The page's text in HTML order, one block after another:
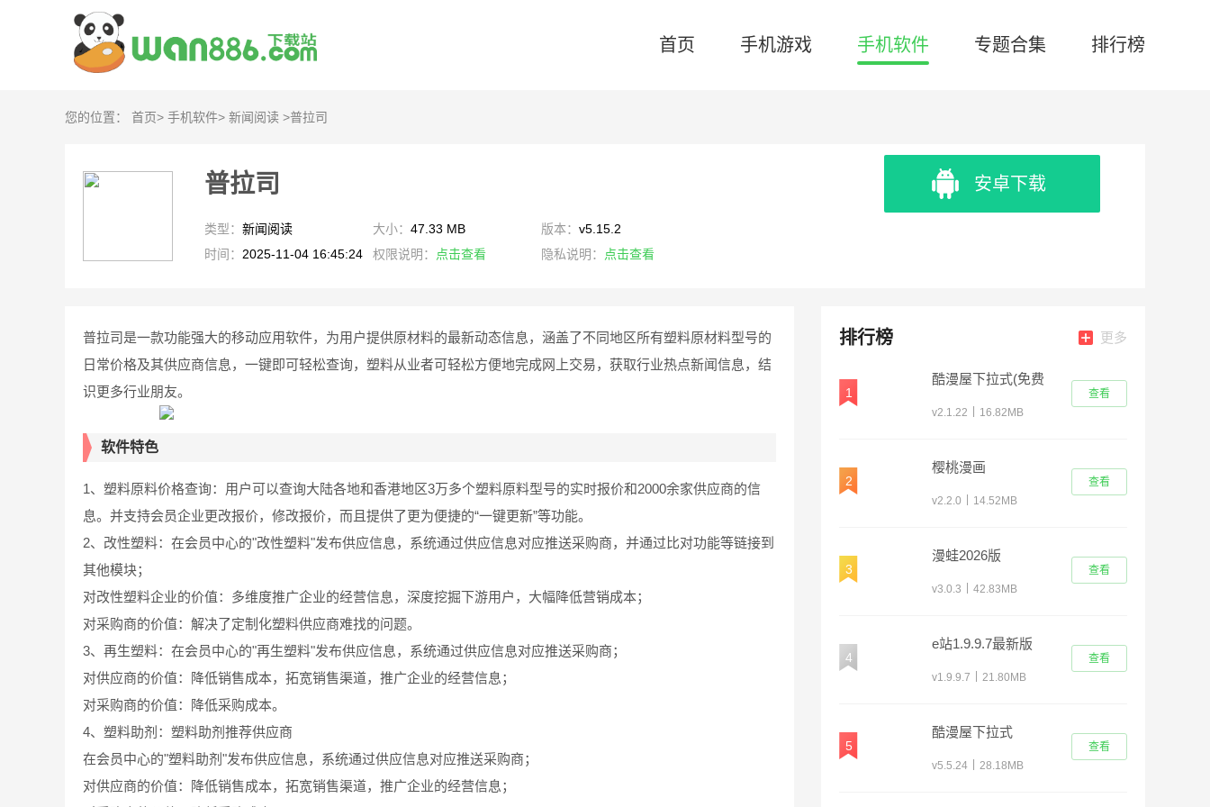
首页 手机游戏 手机软件 专题合集 排行榜
您的位置： 首页> 手机软件> 新闻阅读 >普拉司
安卓下载
普拉司
类型： 新闻阅读 大小： 47.33 MB 版本： v5.15.2
时间： 2025-11-04 16:45:24 权限说明： 点击查看 隐私说明： 点击查看
普拉司是一款功能强大的移动应用软件，为用户提供原材料的最新动态信息，涵盖了不同地区所有塑料原材料型号的
日常价格及其供应商信息，一键即可轻松查询，塑料从业者可轻松方便地完成网上交易，获取行业热点新闻信息，结
识更多行业朋友。
软件特色
1、塑料原料价格查询：用户可以查询大陆各地和香港地区3万多个塑料原料型号的实时报价和2000余家供应商的信
息。并支持会员企业更改报价，修改报价，而且提供了更为便捷的“一键更新”等功能。
2、改性塑料：在会员中心的"改性塑料"发布供应信息，系统通过供应信息对应推送采购商，并通过比对功能等链接到
其他模块；
对改性塑料企业的价值：多维度推广企业的经营信息，深度挖掘下游用户，大幅降低营销成本；
对采购商的价值：解决了定制化塑料供应商难找的问题。
3、再生塑料：在会员中心的"再生塑料"发布供应信息，系统通过供应信息对应推送采购商；
对供应商的价值：降低销售成本，拓宽销售渠道，推广企业的经营信息；
对采购商的价值：降低采购成本。
4、塑料助剂：塑料助剂推荐供应商
在会员中心的"塑料助剂"发布供应信息，系统通过供应信息对应推送采购商；
对供应商的价值：降低销售成本，拓宽销售渠道，推广企业的经营信息；
排行榜 更多
1
酷漫屋下拉式(免费
v2.1.22 16.82MB
查看
2
樱桃漫画
v2.2.0 14.52MB
查看
3
漫蛙2026版
v3.0.3 42.83MB
查看
4
e站1.9.9.7最新版
v1.9.9.7 21.80MB
查看
5
酷漫屋下拉式
v5.5.24 28.18MB
查看